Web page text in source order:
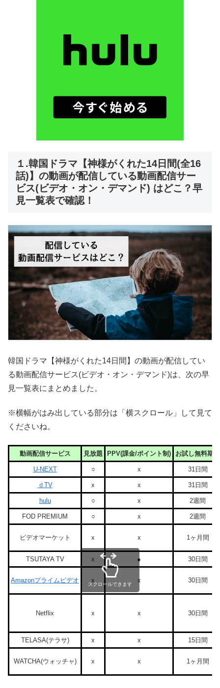
１.韓国ドラマ【神様がくれた14日間(全16
話)】の動画が配信している動画配信サー
ビス(ビデオ・オン・デマンド) はどこ？早
見一覧表で確認！
韓国ドラマ【神様がくれた14日間】の動画が配信してい
る動画配信サービス(ビデオ・オン・デマンド)は、次の早
見一覧表にまとめました。
※横幅がはみ出している部分は「横スクロール」して見て
くださいね。
動画配信サービス 見放題 PPV(課金/ポイント制) お試し無料期間
U-NEXT ○ x 31日間
ｄTV x x 31日間
hulu ○ x 2週間
FOD PREMIUM ○ x 2週間
ビデオマーケット x x 1ヶ月間
TSUTAYA TV x ● 30日間
Amazonプライムビデオ x x 30日間
Netflix x x 30日間
TELASA(テラサ) x x 15日間
WATCHA(ウォッチャ) x x 1ヶ月間
スクロールできます